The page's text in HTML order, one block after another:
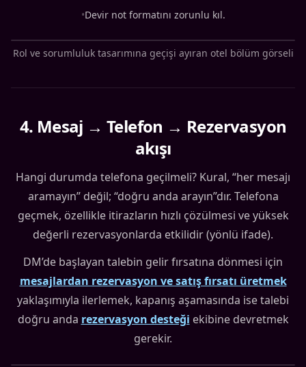
•Devir not formatını zorunlu kıl.
Rol ve sorumluluk tasarımına geçişi ayıran otel bölüm görseli
4. Mesaj → Telefon → Rezervasyon
akışı
Hangi durumda telefona geçilmeli? Kural, “her mesajı
aramayın” değil; “doğru anda arayın”dır. Telefona
geçmek, özellikle itirazların hızlı çözülmesi ve yüksek
değerli rezervasyonlarda etkilidir (yönlü ifade).
DM’de başlayan talebin gelir fırsatına dönmesi için
mesajlardan rezervasyon ve satış fırsatı üretmek
yaklaşımıyla ilerlemek, kapanış aşamasında ise talebi
doğru anda rezervasyon desteği ekibine devretmek
gerekir.